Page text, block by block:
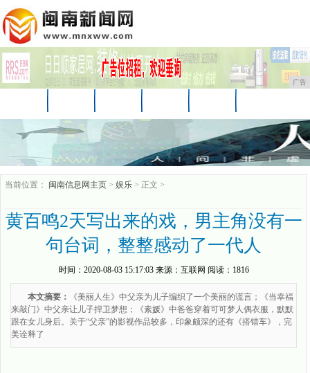
广告
科技 时尚
当前位置： 闽南信息网主页 > 娱乐 > 正文 >
黄百鸣2天写出来的戏，男主角没有一
句台词，整整感动了一代人
时间： 2020-08-03 15:17:03来源： 互联网 阅读：1816
本文摘要：
《美丽人生》中父亲为儿子编织了一个美丽的谎言；《当幸福
来敲门》中父亲让儿子捍卫梦想；《素媛》中爸爸穿着可可梦人偶衣服，默默
跟在女儿身后。关于“父亲”的影视作品较多，印象颇深的还有《搭错车》，完
美诠释了